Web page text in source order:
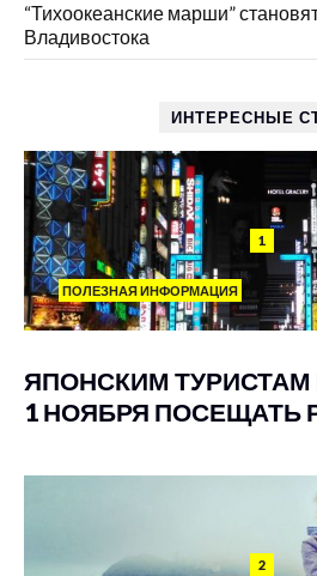
“Тихоокеанские марши”
Владивостока
ИНТЕРЕСНЫЕ
1
ПОЛЕЗНАЯ ИНФОРМАЦИЯ
ЯПОНСКИМ
1 НОЯБРЯ ПОСЕЩАТЬ
2